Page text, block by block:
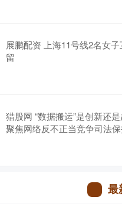
展鹏配资 上海11号线2名女
留
猎股网 “数据搬运”是创新还
聚焦网络反不正当竞争司法
最